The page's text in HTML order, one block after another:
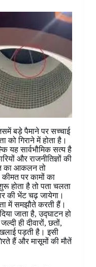
बड़े पैमाने पर सच्चाई
को गिराने में होता है।
यह सार्वभौमिक सत्य है
और राजनीतिज्ञों की
का आकलन तो
पर कामों का
होता है तो पता चलता
की भेंट चढ़ जायेगा।
में समझौते करती हैं।
जाता है, उद्घाटन हो
ही दीवारों, छतों,
पड़ती है। इसी
हैं और मासूमों की मौतें